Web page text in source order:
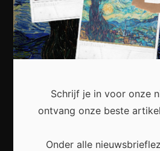
Meest
Kunst in huis: zo creëer je
Schrijf je in voor onze
ontvang onze beste
Onder alle